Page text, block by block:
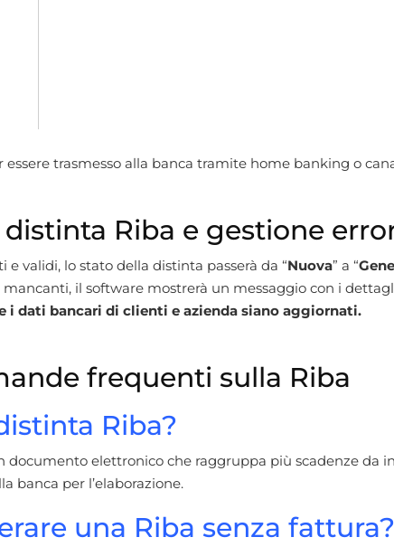
trasmesso alla banca tramite home banking o
Riba e gestione
e validi, lo stato della distinta passerà da “Nuova” a “
il software mostrerà un messaggio con i
i dati bancari di clienti e azienda siano aggiornati.
frequenti sulla Riba
Riba?
documento elettronico che raggruppa più scadenze da
banca per l’elaborazione.
una Riba senza fattura?